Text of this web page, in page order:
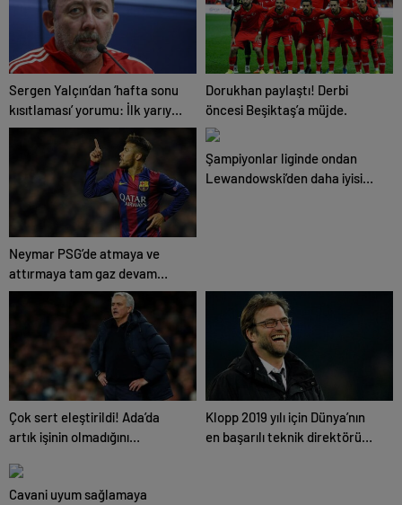
Sergen Yalçın’dan ‘hafta sonu
kısıtlaması’ yorumu: İlk yarıyı
oynayıp bırakacağız galiba
Dorukhan paylaştı! Derbi
öncesi Beşiktaş’a müjde.
Neymar PSG’de atmaya ve
attırmaya tam gaz devam
ediyor!
Şampiyonlar liginde ondan
Lewandowski’den daha iyisi
Çok sert eleştirildi! Ada’da
artık işinin olmadığını
Klopp 2019 yılı için Dünya’nın
en başarılı teknik direktörü
Cavani uyum sağlamaya